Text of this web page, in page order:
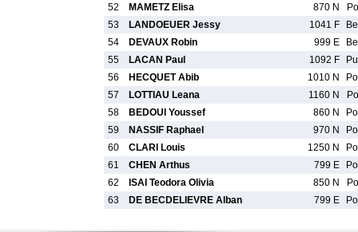
52
MAMETZ Elisa 870 N
53
LANDOEUER Jessy 1041 F
54
DEVAUX Robin 999 E
55
LACAN Paul 1092 F
56
HECQUET Abib 1010 N
57
LOTTIAU Leana 1160 N
58
BEDOUI Youssef 860 N
59
NASSIF Raphael 970 N
60
CLARI Louis 1250 N
61
CHEN Arthus 799 E
62
ISAI Teodora Olivia 850 N
63
DE BECDELIEVRE Alban 799 E